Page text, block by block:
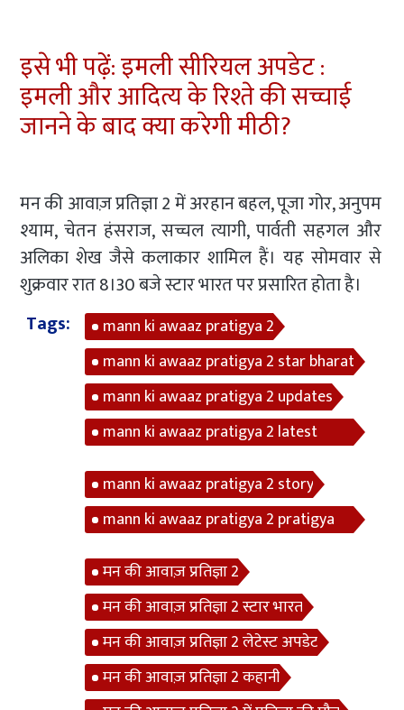
इसे भी पढ़ें: इमली सीरियल अपडेट :
इमली और आदित्य के रिश्ते की सच्चाई
जानने के बाद क्या करेगी मीठी?
मन की आवाज़ प्रतिज्ञा 2 में अरहान बहल, पूजा गोर, अनुपम
श्याम, चेतन हंसराज, सच्चल त्यागी, पार्वती सहगल और
अलिका शेख जैसे कलाकार शामिल हैं। यह सोमवार से
शुक्रवार रात 8।30 बजे स्टार भारत पर प्रसारित होता है।
Tags:
mann ki awaaz pratigya 2
mann ki awaaz pratigya 2 star bharat
mann ki awaaz pratigya 2 updates
mann ki awaaz pratigya 2 latest
mann ki awaaz pratigya 2 story
mann ki awaaz pratigya 2 pratigya
मन की आवाज़ प्रतिज्ञा 2
मन की आवाज़ प्रतिज्ञा 2 स्टार भारत
मन की आवाज़ प्रतिज्ञा 2 लेटेस्ट अपडेट
मन की आवाज़ प्रतिज्ञा 2 कहानी